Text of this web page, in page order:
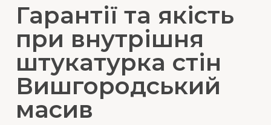
Гарантії та якість
при внутрішня
штукатурка стін
Вишгородський
масив